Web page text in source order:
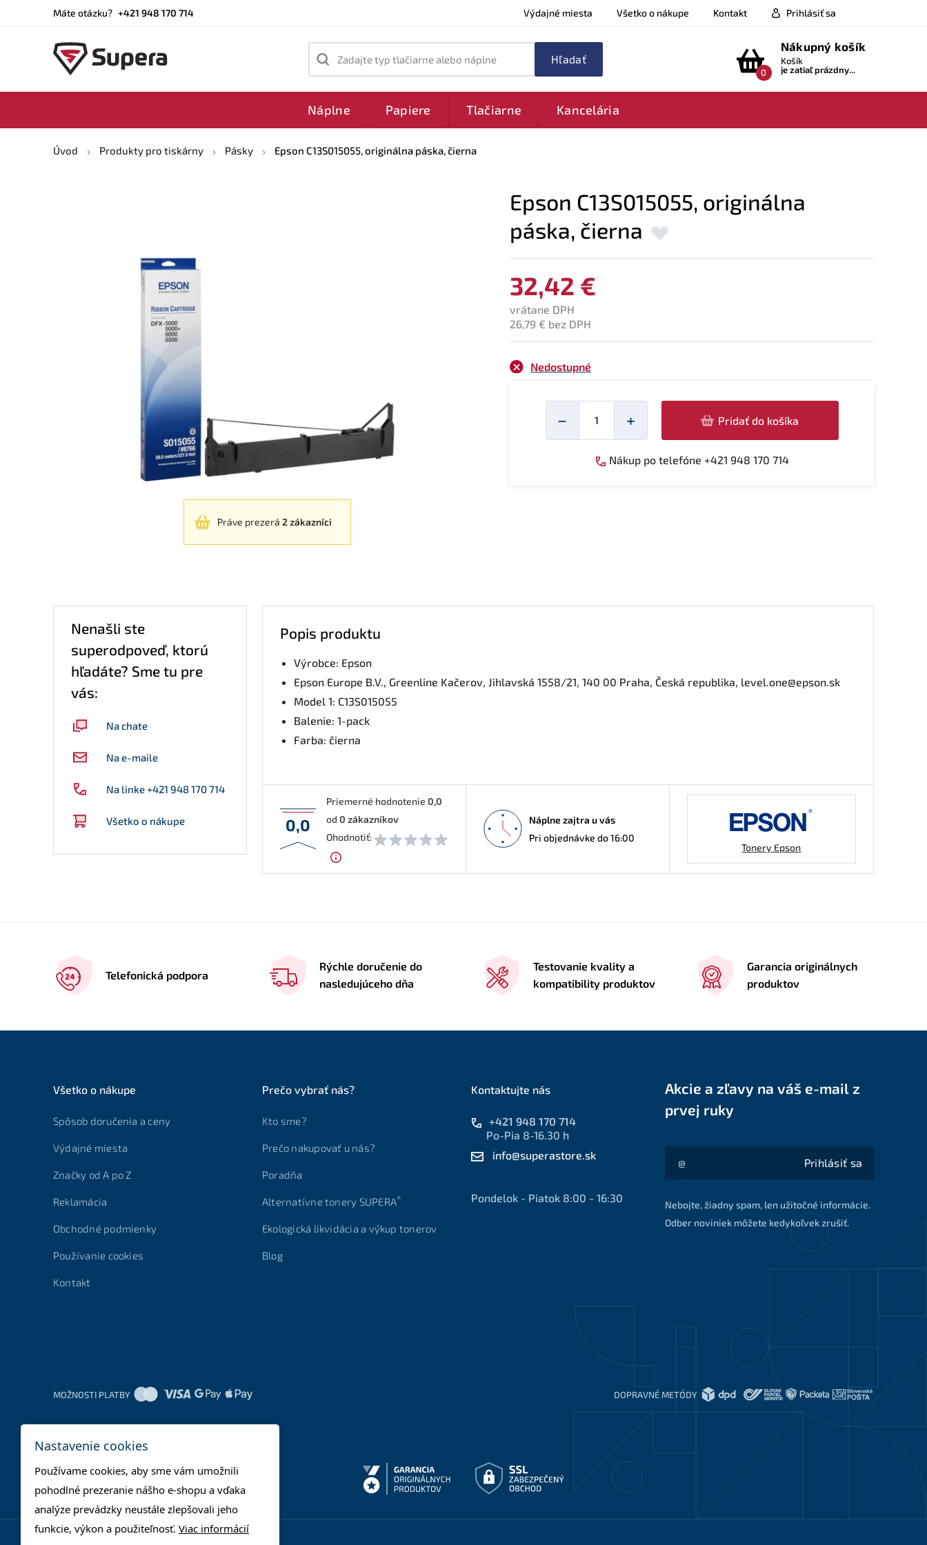
Máte otázku? +421 948 170 714 Výdajné miesta Všetko o nákupe Kontakt Prihlásiť sa
Zadajte typ tlačiarne alebo náplne
0
Nákupný košík
Košík
je zatiaľ prázdny...
Náplne Papiere Tlačiarne Kancelária
Úvod Produkty pro tiskárny Pásky Epson C13S015055, originálna páska, čierna
Práve prezerá2 zákazníci
Epson C13S015055, originálna
páska, čierna
32,42 €
vrátane DPH
26,79 € bez DPH
Nedostupné
−
Množství
+ Pridať do košíka
Nákup po telefóne +421 948 170 714
Nenašli ste
superodpoveď, ktorú
hľadáte? Sme tu pre
vás:
Na chate
Na e-maile
Na linke +421 948 170 714
Všetko o nákupe
Popis produktu
Výrobce: Epson
Epson Europe B.V., Greenline Kačerov, Jihlavská 1558/21, 140 00 Praha, Česká republika, level.one@epson.sk
Model 1: C13S015055
Balenie: 1-pack
Farba: čierna
0,0
Priemerné hodnotenie0,0
od0 zákazníkov
Ohodnotiť:
Náplne zajtra u vás
Pri objednávke do 16:00
Tonery Epson
Telefonická podpora
Rýchle doručenie do
nasledujúceho dňa
Testovanie kvality a
kompatibility produktov
Garancia originálnych
produktov
Všetko o nákupe
Spôsob doručenia a ceny
Výdajné miesta
Značky od A po Z
Reklamácia
Obchodné podmienky
Používanie cookies
Kontakt
Prečo vybrať nás?
Kto sme?
Prečo nakupovať u nás?
Poradňa
Alternatívne tonery SUPERA®
Ekologická likvidácia a výkup tonerov
Blog
Kontaktujte nás
+421 948 170 714
Po-Pia 8-16.30 h
info@superastore.sk
Pondelok - Piatok 8:00 - 16:30
Akcie a zľavy na váš e-mail z
prvej ruky
Akcie a zľavy na váš e-mail z prvej ruky
Prihlásiť sa
Nebojte, žiadny spam, len užitočné informácie.
Odber noviniek môžete kedykoľvek zrušiť.
MOŽNOSTI PLATBY DOPRAVNÉ METÓDY
Nastavenie cookies
Používame cookies, aby sme vám umožnili
pohodlné prezeranie nášho e-shopu a vďaka
analýze prevádzky neustále zlepšovali jeho
funkcie, výkon a použiteľnosť. Viac informácií